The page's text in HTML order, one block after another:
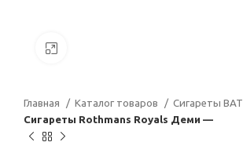
Главная Каталог товаров
Сигареты BAT
Сигареты Rothmans Royals Деми —